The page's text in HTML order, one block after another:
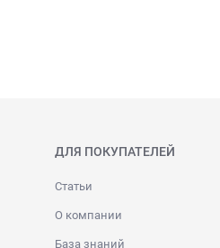
ДЛЯ ПОКУПАТЕЛЕЙ
Статьи
О компании
База знаний